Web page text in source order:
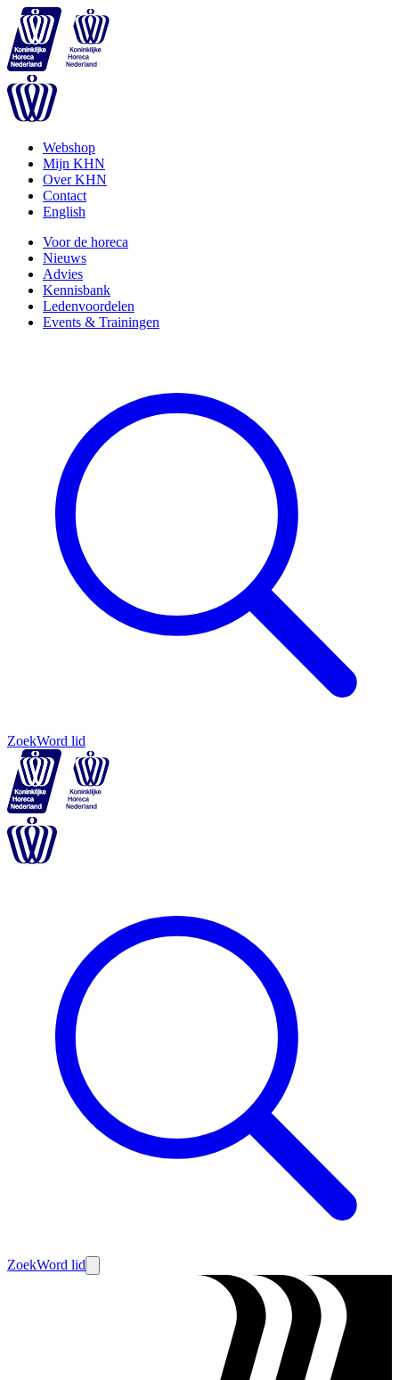
Webshop
Mijn KHN
Over KHN
Contact
English
Voor de horeca
Nieuws
Advies
Kennisbank
Ledenvoordelen
Events & Trainingen
ZoekWord lid
ZoekWord lid